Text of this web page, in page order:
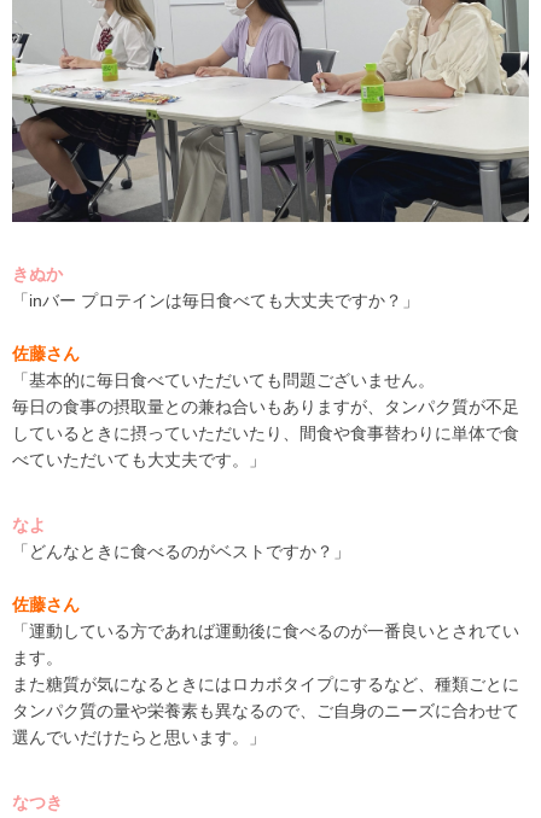
きぬか
「inバー プロテインは毎日食べても大丈夫ですか？」
佐藤さん
「基本的に毎日食べていただいても問題ございません。
毎日の食事の摂取量との兼ね合いもありますが 、タンパク質が不足
しているときに摂っていただいたり、間食や食事替わりに単体で食
べていただいても大丈夫です。」
なよ
「どんなときに食べるのがベストですか？」
佐藤さん
「運動している方であれば運動後に食べるのが一番良いとされてい
ます。
また糖質が気になるときにはロカボタイプにするなど、 種類ごとに
タンパク質の量や栄養素も異なるので、ご自身のニーズに合わせて
選んでいだけたらと思います。」
なつき